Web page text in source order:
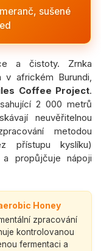
sušené
a čistoty. Zrnka
v africkém Burundi,
Coffee Project.
2 000 metrů
neuvěřitelnou
metodou
přístupu kyslíku)
propůjčuje nápoji
Honey
zpracování
kontrolovanou
fermentaci a